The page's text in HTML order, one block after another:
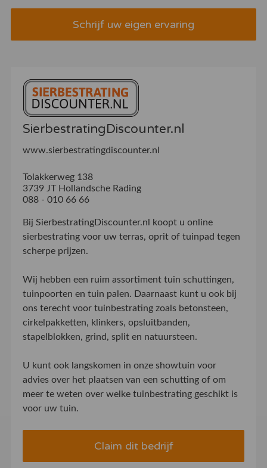
Schrijf uw eigen ervaring
SierbestratingDiscounter.nl
www.sierbestratingdiscounter.nl
Tolakkerweg 138
3739 JT Hollandsche Rading
088 - 010 66 66
Bij SierbestratingDiscounter.nl koopt u online
sierbestrating voor uw terras, oprit of tuinpad tegen
scherpe prijzen.
Wij hebben een ruim assortiment tuin schuttingen,
tuinpoorten en tuin palen. Daarnaast kunt u ook bij
ons terecht voor tuinbestrating zoals betonsteen,
cirkelpakketten, klinkers, opsluitbanden,
stapelblokken, grind, split en natuursteen.
U kunt ook langskomen in onze showtuin voor
advies over het plaatsen van een schutting of om
meer te weten over welke tuinbestrating geschikt is
voor uw tuin.
Claim dit bedrijf